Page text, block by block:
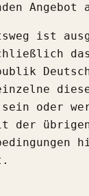
Angebot
ist
oder
der